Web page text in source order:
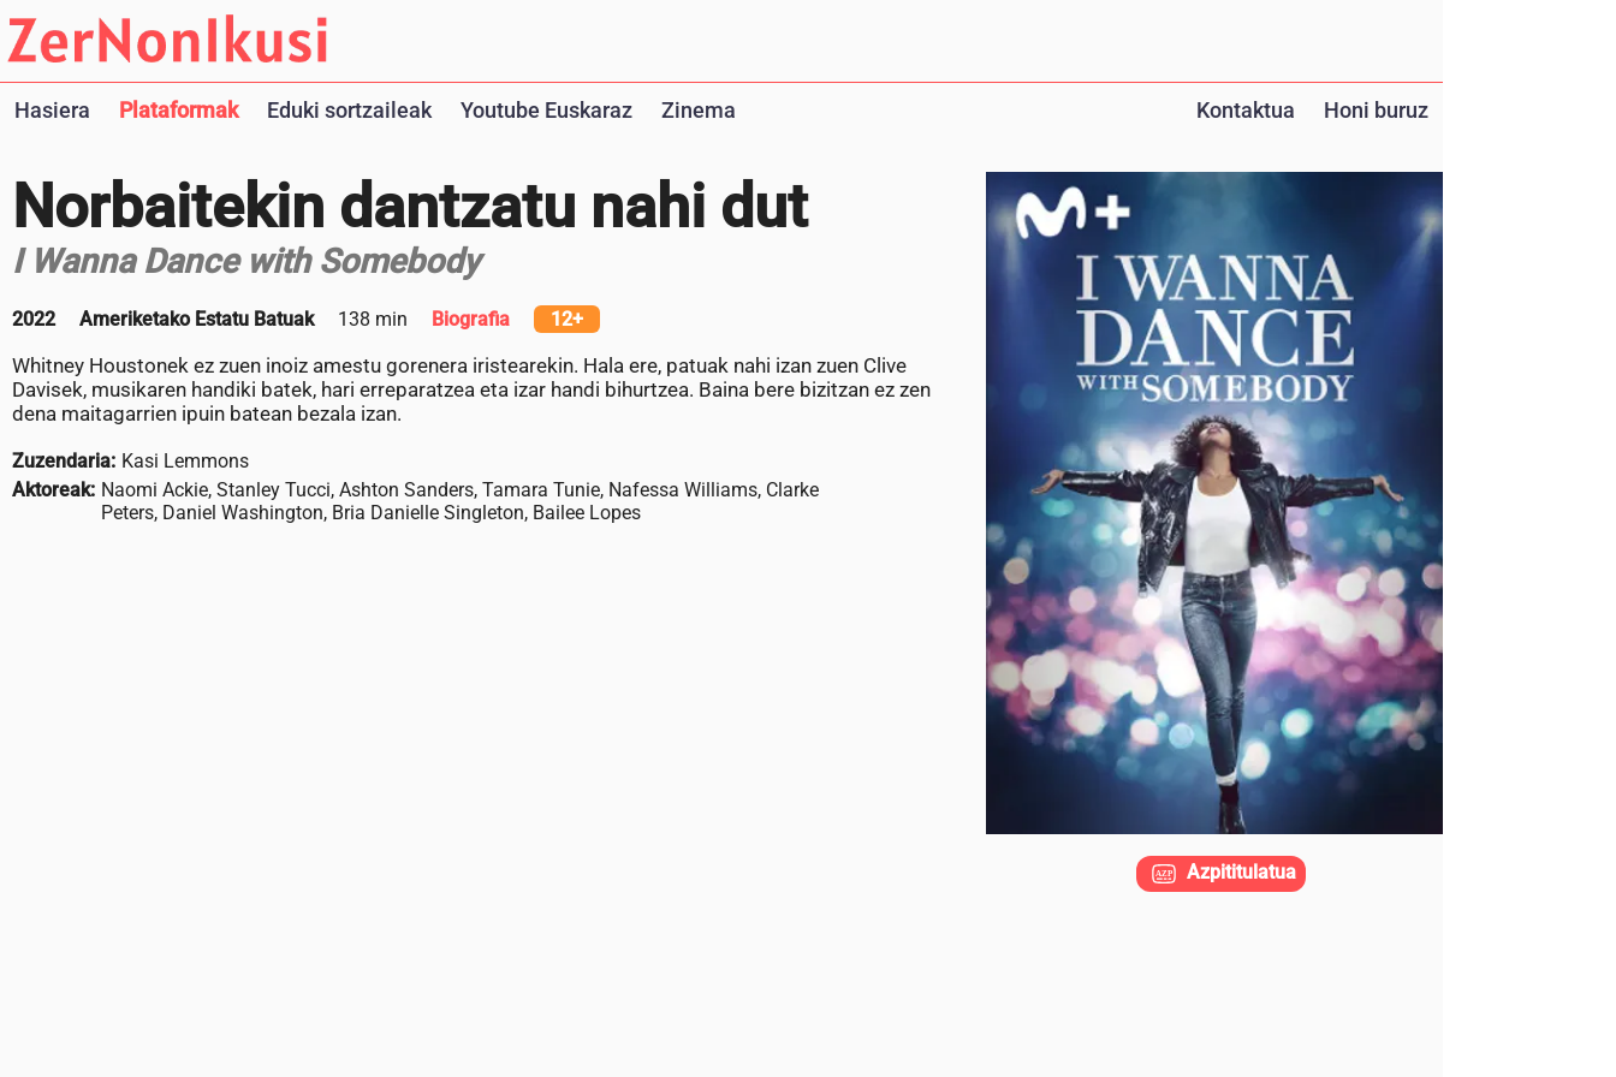
Hasiera Plataformak Eduki sortzaileak Youtube Euskaraz Zinema Kontaktua Honi buruz
Norbaitekin dantzatu nahi dut
I Wanna Dance with Somebody
2022 Ameriketako Estatu Batuak 138 min Biografia 12+
Whitney Houstonek ez zuen inoiz amestu gorenera iristearekin. Hala ere, patuak nahi izan zuen Clive
Davisek, musikaren handiki batek, hari erreparatzea eta izar handi bihurtzea. Baina bere bizitzan ez zen
dena maitagarrien ipuin batean bezala izan.
Zuzendaria: Kasi Lemmons
Aktoreak: Naomi Ackie, Stanley Tucci, Ashton Sanders, Tamara Tunie, Nafessa Williams, Clarke
Peters, Daniel Washington, Bria Danielle Singleton, Bailee Lopes
Azpititulatua